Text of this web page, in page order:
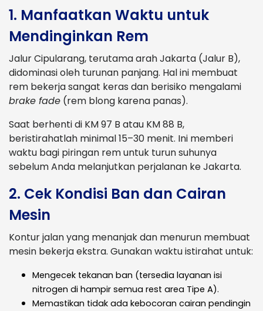
1. Manfaatkan Waktu untuk
Mendinginkan Rem
Jalur Cipularang, terutama arah Jakarta (Jalur B),
didominasi oleh turunan panjang. Hal ini membuat
rem bekerja sangat keras dan berisiko mengalami
brake fade (rem blong karena panas).
Saat berhenti di KM 97 B atau KM 88 B,
beristirahatlah minimal 15–30 menit. Ini memberi
waktu bagi piringan rem untuk turun suhunya
sebelum Anda melanjutkan perjalanan ke Jakarta.
2. Cek Kondisi Ban dan Cairan
Mesin
Kontur jalan yang menanjak dan menurun membuat
mesin bekerja ekstra. Gunakan waktu istirahat untuk:
Mengecek tekanan ban (tersedia layanan isi
nitrogen di hampir semua rest area Tipe A).
Memastikan tidak ada kebocoran cairan pendingin